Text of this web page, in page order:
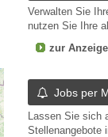
Verwalten Sie
nutzen Sie Ihre
zur
Jobs per
Lassen Sie sich
Stellenangebote